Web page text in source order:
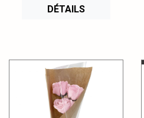
DÉTAILS